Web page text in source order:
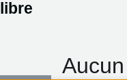
libre
Aucun